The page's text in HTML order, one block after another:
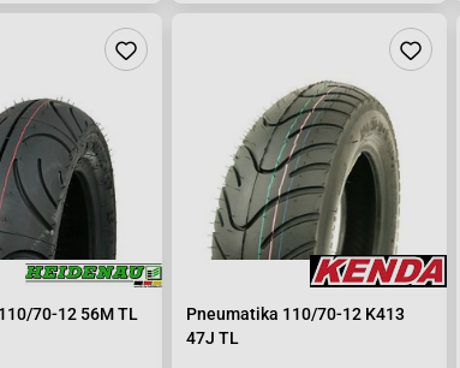
70-12 56M TL
Pneumatika 110/70-12 K413
47J TL